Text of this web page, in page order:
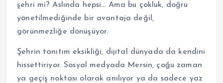
şehri mi? Aslında hepsi… Ama bu çokluk, doğru
yönetilmediğinde bir avantaja değil,
görünmezliğe dönüşüyor.
Şehrin tanıtım eksikliği, dijital dünyada da kendini
hissettiriyor. Sosyal medyada Mersin, çoğu zaman
ya geçiş noktası olarak anılıyor ya da sadece yaz